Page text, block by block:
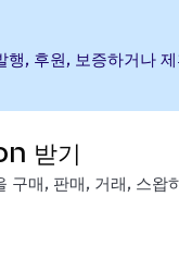
행, 후원, 보증하거나
받기
구매, 판매, 거래, 스왑